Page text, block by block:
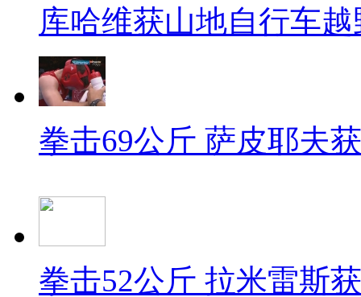
库哈维获山地自行车
拳击69公斤 萨皮耶夫
拳击52公斤 拉米雷斯